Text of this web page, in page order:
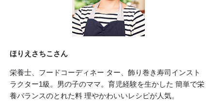
ほりえさちこさん
栄養士、フードコーディネー ター、飾り巻き寿司インスト
ラクター1級。男の子のママ。育児経験を生かした 簡単で栄
養バランスのとれた料 理やかわいいレシピが人気。